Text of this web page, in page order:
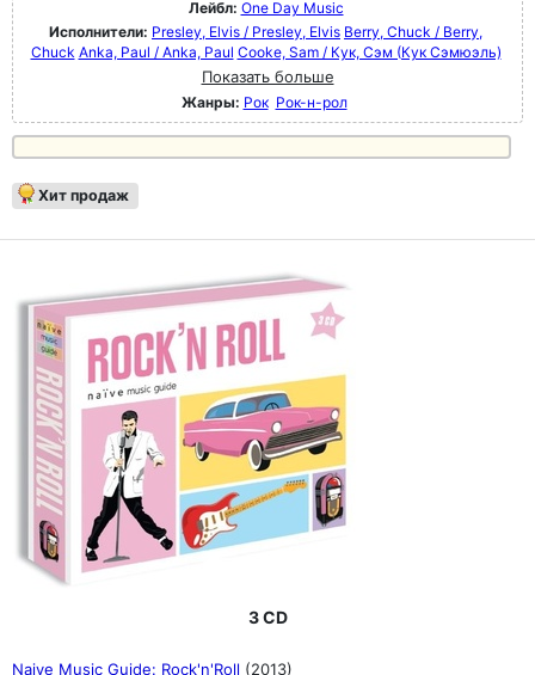
Лейбл: One Day Music
Исполнители: Presley, Elvis / Presley, Elvis Berry, Chuck / Berry,
Chuck Anka, Paul / Anka, Paul Cooke, Sam / Кук, Сэм (Кук Сэмюэль)
Показать больше
Жанры: Рок Рок-н-poл
Хит продаж
3 CD
Naive Music Guide: Rock'n'Roll (2013)